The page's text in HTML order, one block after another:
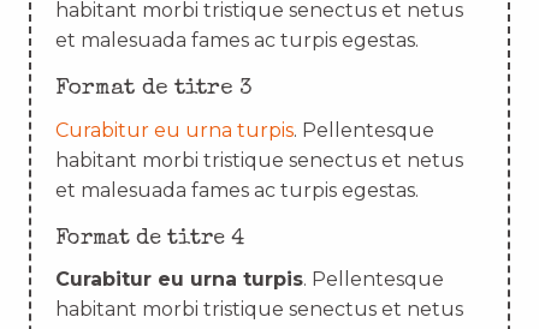
habitant morbi tristique senectus et netus
et malesuada fames ac turpis egestas.
Format de titre 3
Curabitur eu urna turpis. Pellentesque
habitant morbi tristique senectus et netus
et malesuada fames ac turpis egestas.
Format de titre 4
Curabitur eu urna turpis. Pellentesque
habitant morbi tristique senectus et netus